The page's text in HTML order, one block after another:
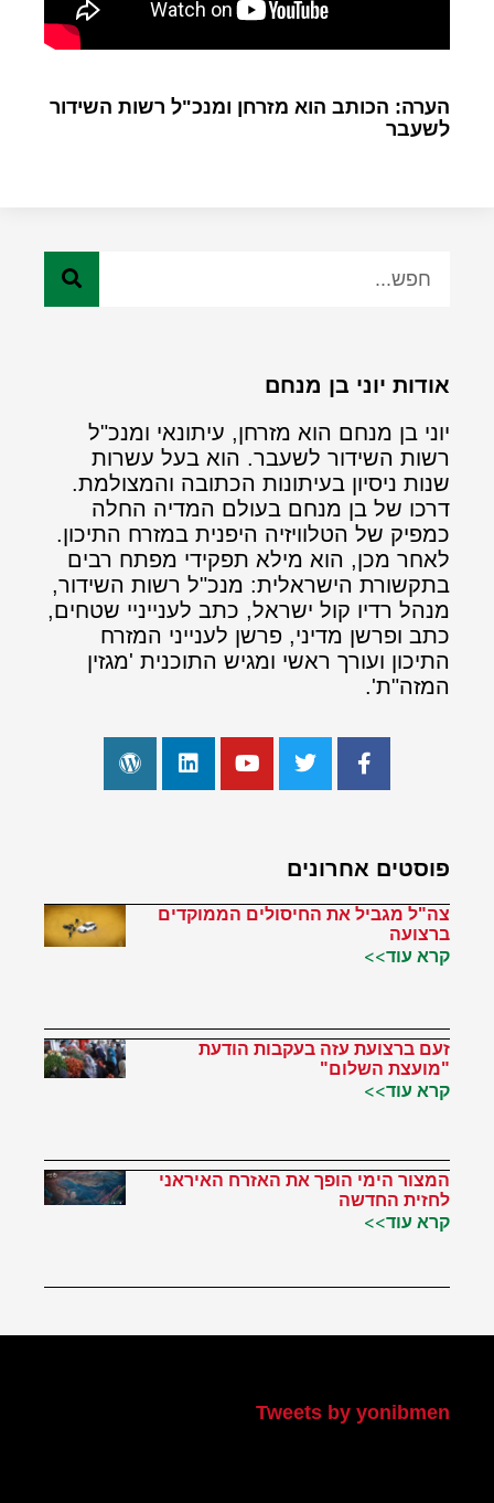
הערה: הכותב הוא מזרחן ומנכ"ל רשות השידור
לשעבר
אודות יוני בן מנחם
יוני בן מנחם הוא מזרחן, עיתונאי ומנכ"ל
רשות השידור לשעבר. הוא בעל עשרות
שנות ניסיון בעיתונות הכתובה והמצולמת.
דרכו של בן מנחם בעולם המדיה החלה
כמפיק של הטלוויזיה היפנית במזרח התיכון.
לאחר מכן, הוא מילא תפקידי מפתח רבים
בתקשורת הישראלית: מנכ"ל רשות השידור,
מנהל רדיו קול ישראל, כתב לענייניי שטחים,
כתב ופרשן מדיני, פרשן לענייני המזרח
התיכון ועורך ראשי ומגיש התוכנית 'מגזין
המזה"ת'.
פוסטים אחרונים
צה"ל מגביל את החיסולים הממוקדים
ברצועה
קרא עוד>>
זעם ברצועת עזה בעקבות הודעת
"מועצת השלום"
קרא עוד>>
המצור הימי הופך את האזרח האיראני
לחזית החדשה
קרא עוד>>
Tweets by yonibmen